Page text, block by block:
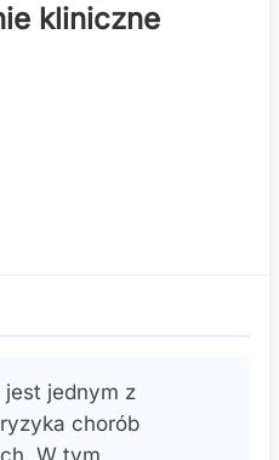
kliniczne
jednym z
chorób
W tym